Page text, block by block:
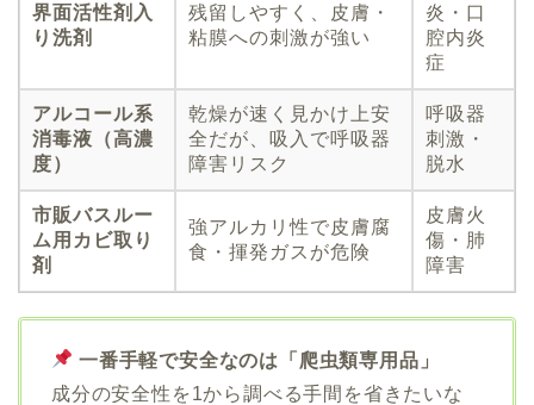
界面活性剤入
り洗剤
残留しやすく、皮膚・
粘膜への刺激が強い
炎・口
腔内炎
症
アルコール系
消毒液（高濃
度）
乾燥が速く見かけ上安
全だが、吸入で呼吸器
障害リスク
呼吸器
刺激・
脱水
市販バスルー
ム用カビ取り
剤
強アルカリ性で皮膚腐
食・揮発ガスが危険
皮膚火
傷・肺
障害
一番手軽で安全なのは「爬虫類専用品」
成分の安全性を1から調べる手間を省きたいな